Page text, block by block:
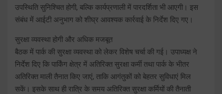
उपस्थिति सुनिश्चित होगी, बल्कि कार्यप्रणाली में पारदर्शिता भी आएगी। इस
संबंध में आईटी अनुभाग को शीघ्र आवश्यक कार्रवाई के निर्देश दिए गए।
सुरक्षा व्यवस्था होगी और अधिक मजबूत
बैठक में पार्क की सुरक्षा व्यवस्था को लेकर विशेष चर्चा की गई। उपाध्यक्ष ने
निर्देश दिए कि पार्किंग क्षेत्र में अतिरिक्त सुरक्षा कर्मी तथा पार्क के भीतर
अतिरिक्त माली तैनात किए जाएं, ताकि आगंतुकों को बेहतर सुविधाएं मिल
सकें। इसके साथ ही रात्रि के समय अतिरिक्त सुरक्षा कर्मियों की तैनाती